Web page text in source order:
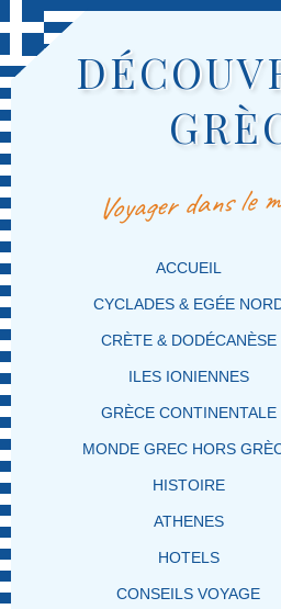
Voyager dans le
MENU PRINCIPAL
MASQUER LA NAVIGATION
MASQUER LA NAVIGATION
ACCUEIL
CYCLADES & EGÉE
CRÈTE & DODÉCANÈSE
ILES IONIENNES
GRÈCE CONTINENTALE
MONDE GREC HORS
HISTOIRE
ATHENES
HOTELS
CONSEILS VOYAGE